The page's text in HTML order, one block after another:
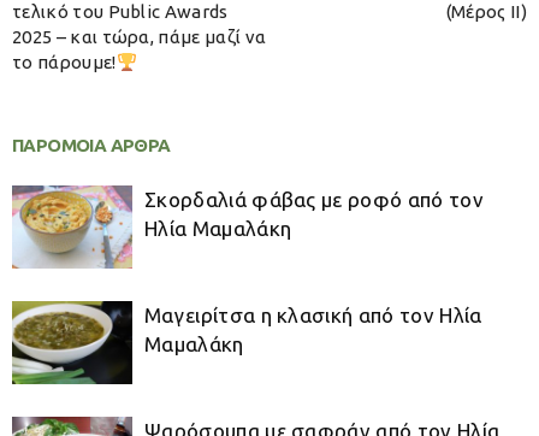
τελικό του Public Awards
2025 – και τώρα, πάμε μαζί να
το πάρουμε!
(Μέρος IΙ)
ΠΑΡΟΜΟΙΑ ΑΡΘΡΑ
Σκορδαλιά φάβας με ροφό από τον
Ηλία Μαμαλάκη
Μαγειρίτσα η κλασική από τον Ηλία
Μαμαλάκη
Ψαρόσουπα με σαφράν από τον Ηλία